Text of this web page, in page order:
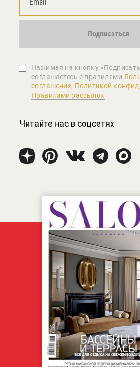
Подписаться
Нажимая на кнопку
соглашаетеcь с правилами
соглашения, Политикой
Правилами рассылок
Читайте нас в соцсетях